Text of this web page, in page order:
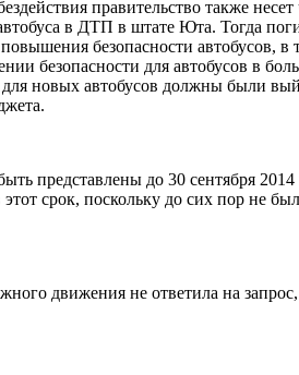
правительство также
в ДТП в штате Юта. Тогда
безопасности автобусов,
безопасности для автобусов в
новых автобусов должны были
представлены до 30 сентября
срок, поскольку до сих пор не
движения не ответила на